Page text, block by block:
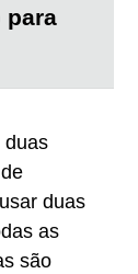
para
duas
duas
as
são